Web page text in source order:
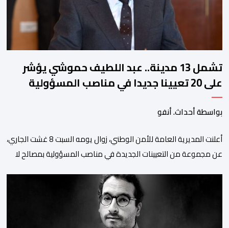
تشمل 13 مدينة.. عبد اللطيف حموشي يؤشر
على 20 تعيينا جديدا في مناصب المسؤولية
بمصالح الأمن الوطني
بواسطة أحداث. أنفو
أعلنت المديرية العامة للأمن الوطني، زوال يومه السبت 8 غشت الجاري،
عن مجموعة من التعيينات الجديدة في مناصب المسؤولية بمصالح لا
والعروي وأسفي ووجدة والعيون والدار البيضاء وبني ملال وابن جرير
وطنجة وأصيلة، وذلك في إطار دينامية داخلية تهدف لضخ دماء جديدة
والاستعانة بكفاءات أمنية شابة ومتمرسة، […]